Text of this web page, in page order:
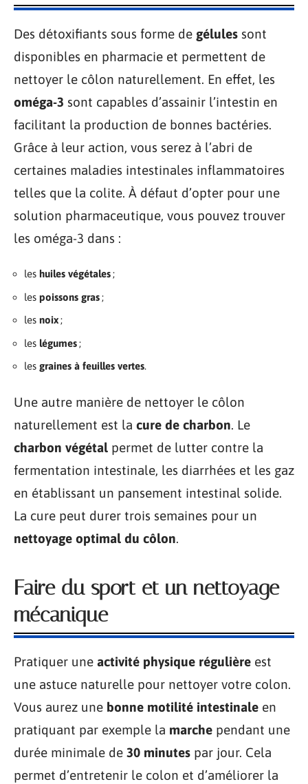
Des détoxifiants sous forme de gélules sont
disponibles en pharmacie et permettent de
nettoyer le côlon naturellement. En effet, les
oméga-3 sont capables d’assainir l’intestin en
facilitant la production de bonnes bactéries.
Grâce à leur action, vous serez à l’abri de
certaines maladies intestinales inflammatoires
telles que la colite. À défaut d’opter pour une
solution pharmaceutique, vous pouvez trouver
les oméga-3 dans :
les huiles végétales;
les poissons gras;
les noix;
les légumes;
les graines à feuilles vertes.
Une autre manière de nettoyer le côlon
naturellement est la cure de charbon. Le
charbon végétal permet de lutter contre la
fermentation intestinale, les diarrhées et les gaz
en établissant un pansement intestinal solide.
La cure peut durer trois semaines pour un
nettoyage optimal du côlon.
Faire du sport et un nettoyage
mécanique
Pratiquer une activité physique régulière est
une astuce naturelle pour nettoyer votre colon.
Vous aurez une bonne motilité intestinale en
pratiquant par exemple la marche pendant une
durée minimale de 30 minutes par jour. Cela
permet d’entretenir le colon et d’améliorer la